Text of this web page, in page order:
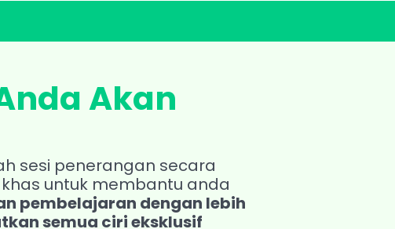
Akan
sesi penerangan secara
pembelajaran dengan lebih
semua ciri eksklusif